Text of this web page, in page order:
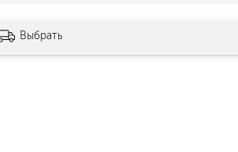
кельмы
Выбрать